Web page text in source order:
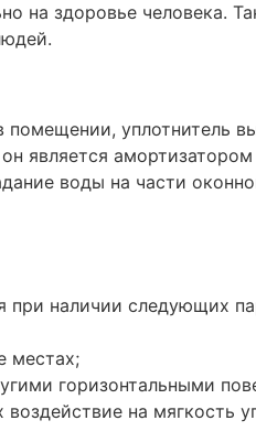
на здоровье человека.
уплотнитель
является
воды на части
при наличии следующих
местах;
горизонтальными
на мягкость